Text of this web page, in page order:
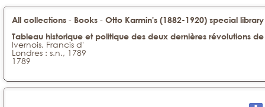
All collections - Books - Otto Karmin's (1882-1920) special
Tableau historique et politique des deux dernières révolutions
Ivernois, Francis d'
Londres : s.n., 1789
1789